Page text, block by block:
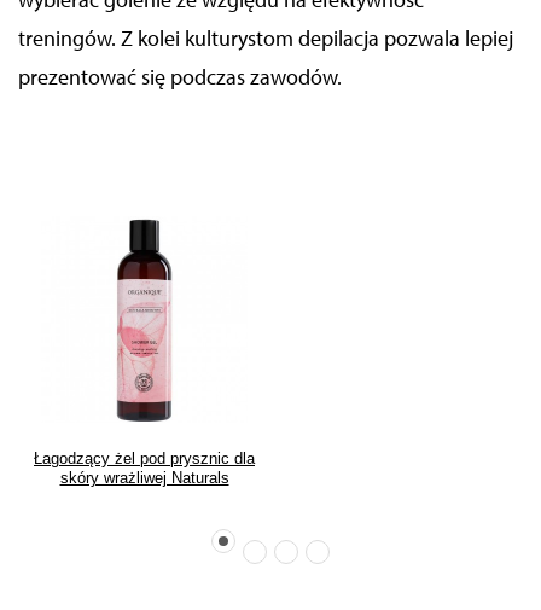
treningów. Z kolei kulturystom depilacja pozwala lepiej
prezentować się podczas zawodów.
Łagodzący żel pod prysznic dla
skóry wrażliwej Naturals